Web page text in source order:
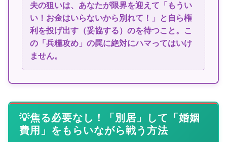
夫の狙いは、あなたが限界を迎えて「もうい
い！お金はいらないから別れて！」と自ら権
利を投げ出す（妥協する）のを待つこと。こ
の「兵糧攻め」の罠に絶対にハマってはいけ
ません。
💡焦る必要なし！「別居」して「婚姻
費用」をもらいながら戦う方法